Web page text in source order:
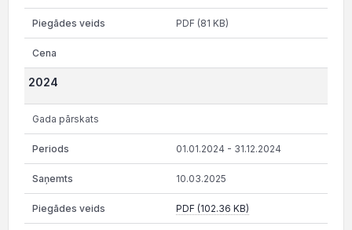
PDF (81 KB)
2024
Gada pārskats
01.01.2024 - 31.12.2024
10.03.2025
PDF (102.36 KB)